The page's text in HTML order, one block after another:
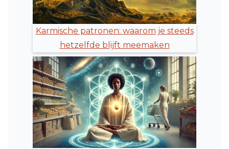
Karmische patronen: waarom je steeds
hetzelfde blijft meemaken